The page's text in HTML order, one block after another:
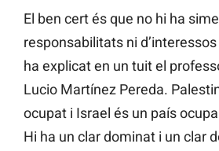
El ben cert és que no hi ha
responsabilitats ni
ha explicat en un tuit el
Lucio Martínez Pereda.
ocupat i Israel és un país
Hi ha un clar dominat i un clar